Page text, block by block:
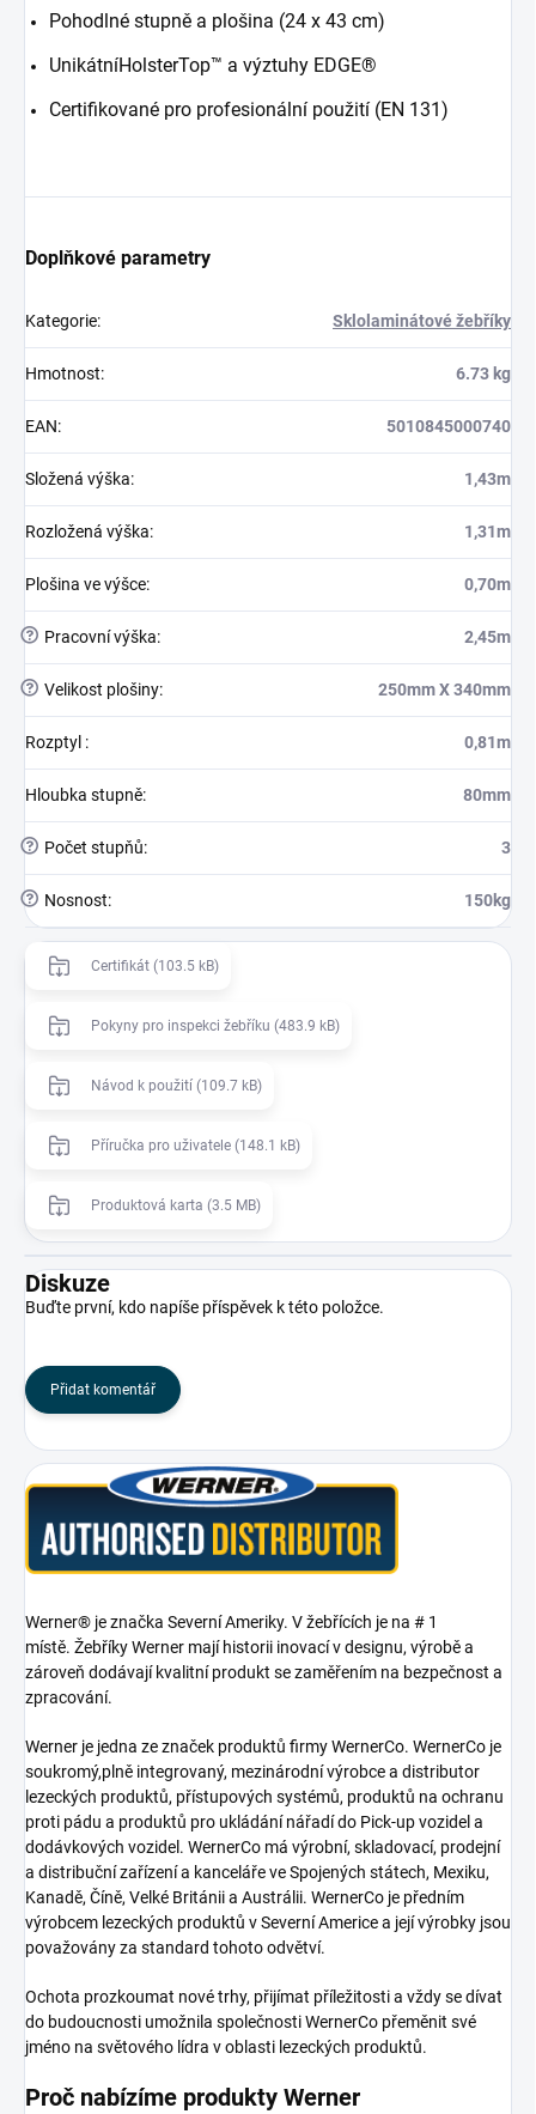
Pohodlné stupně a plošina (24 x 43 cm)
UnikátníHolsterTop™ a výztuhy EDGE®
Certifikované pro profesionální použití (EN 131)
Doplňkové parametry
Kategorie: Sklolaminátové žebříky
Hmotnost: 6.73 kg
EAN: 5010845000740
Složená výška: 1,43m
Rozložená výška: 1,31m
Plošina ve výšce: 0,70m
? Pracovní výška: 2,45m
? Velikost plošiny: 250mm X 340mm
Rozptyl : 0,81m
Hloubka stupně: 80mm
? Počet stupňů: 3
? Nosnost: 150kg
Certifikát (103.5 kB)
Pokyny pro inspekci žebříku (483.9 kB)
Návod k použití (109.7 kB)
Příručka pro uživatele (148.1 kB)
Produktová karta (3.5 MB)
Diskuze
Buďte první, kdo napíše příspěvek k této položce.
Přidat komentář
Werner® je značka Severní Ameriky. V žebřících je na # 1
místě. Žebříky Werner mají historii inovací v designu, výrobě a
zároveň dodávají kvalitní produkt se zaměřením na bezpečnost a
zpracování.
Werner je jedna ze značek produktů firmy WernerCo. WernerCo je
soukromý,plně integrovaný, mezinárodní výrobce a distributor
lezeckých produktů, přístupových systémů, produktů na ochranu
proti pádu a produktů pro ukládání nářadí do Pick-up vozidel a
dodávkových vozidel. WernerCo má výrobní, skladovací, prodejní
a distribuční zařízení a kanceláře ve Spojených státech, Mexiku,
Kanadě, Číně, Velké Británii a Austrálii. WernerCo je předním
výrobcem lezeckých produktů v Severní Americe a její výrobky jsou
považovány za standard tohoto odvětví.
Ochota prozkoumat nové trhy, přijímat příležitosti a vždy se dívat
do budoucnosti umožnila společnosti WernerCo přeměnit své
jméno na světového lídra v oblasti lezeckých produktů.
Proč nabízíme produkty Werner